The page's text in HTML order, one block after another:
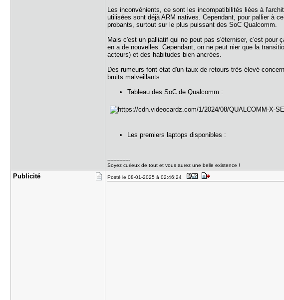
Les inconvénients, ce sont les incompatibilités liées à
utilisées sont déjà ARM natives. Cependant, pour pallier à
probants, surtout sur le plus puissant des SoC Qualcomm.
Mais c'est un palliatif qui ne peut pas s'éterniser, c'est pour
en a de nouvelles. Cependant, on ne peut nier que la
acteurs) et des habitudes bien ancrées.
Des rumeurs font état d'un taux de retours très élevé
bruits malveillants.
Tableau des SoC de Qualcomm :
Les premiers laptops disponibles :
---------------
Soyez curieux de tout et vous aurez une belle existence !
Publicité Posté le 08-01-2025 à 02:46:24